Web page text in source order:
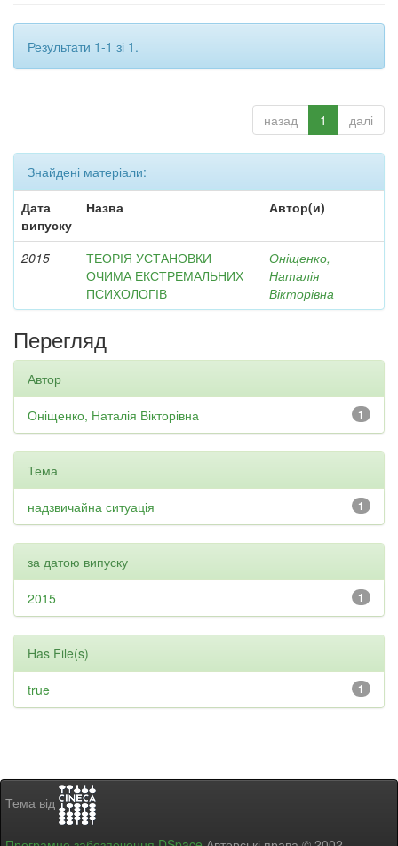
Результати 1-1 зі 1.
назад 1 далі
Знайдені матеріали:
Дата
випуску
Назва Автор(и)
2015
ТЕОРІЯ УСТАНОВКИ
ОЧИМА ЕКСТРЕМАЛЬНИХ
ПСИХОЛОГІВ
Оніщенко,
Наталія
Вікторівна
Перегляд
Автор
1
Оніщенко, Наталія Вікторівна
Тема
1
надзвичайна ситуація
за датою випуску
1
2015
Has File(s)
1
true
Тема від